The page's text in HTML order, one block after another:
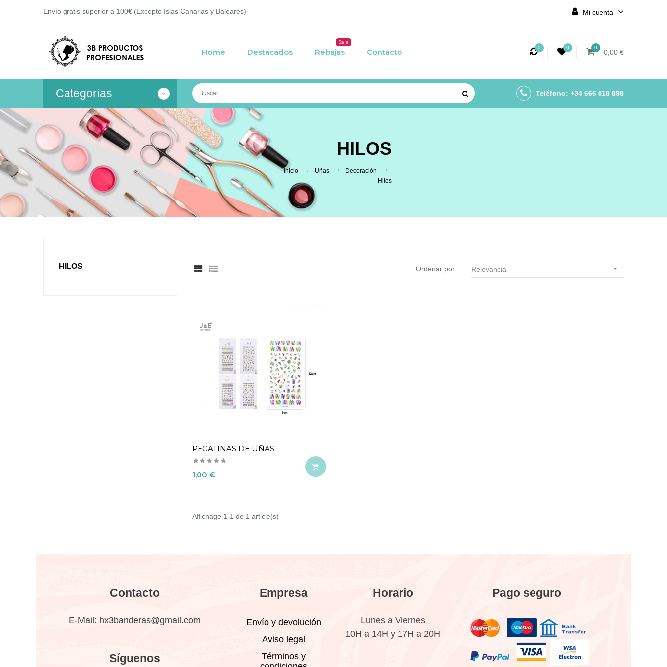
Envío gratis superior a 100€ (Excepto Islas Canarias y Baleares) Mi cuenta
Home Destacados Rebajas
Sale
Contacto 0 0 0
0,00 €
Categorías Teléfono: +34 666 018 898
HILOS
Inicio Uñas
Decoración
Hilos
HILOS Ordenar por: Relevancia 
PEGATINAS DE UÑAS
Precio
1,00 €

Affichage 1-1 de 1 article(s)
Contacto
E-Mail: hx3banderas@gmail.com
Síguenos
Empresa
Envío y devolución
Aviso legal
Términos y
Horario
Lunes a Viernes
10H a 14H y 17H a 20H
Pago seguro